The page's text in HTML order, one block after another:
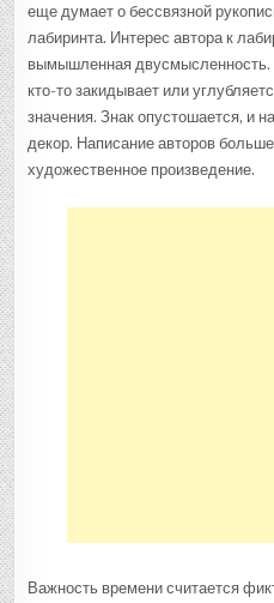
еще думает о бессвязной
лабиринта. Интерес автора к
вымышленная двусмысленность.
кто-то закидывает или
значения. Знак опустошается, и
декор. Написание авторов
художественное произведение.
Важность времени считается